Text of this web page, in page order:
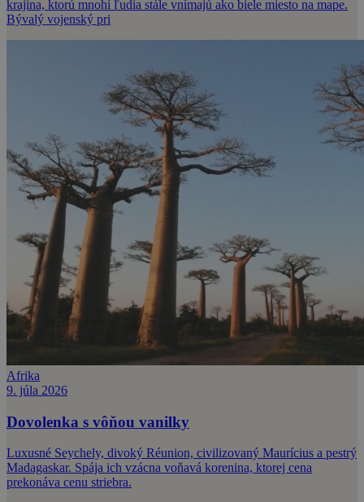
krajina, ktorú mnohí ľudia stále vnímajú ako biele miesto na mape.
Bývalý vojenský pri
Afrika
9. júla 2026
Dovolenka s vôňou vanilky
Luxusné Seychely, divoký Réunion, civilizovaný Maurícius a pestrý
Madagaskar. Spája ich vzácna voňavá korenina, ktorej cena
prekonáva cenu striebra.